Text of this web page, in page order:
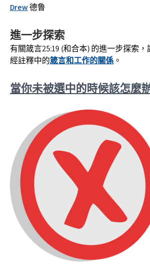
Drew德鲁
進一步探索
有關箴言25:19 (和合本) 的進一步探索
經註釋中的箴言和工作的關係 。
當你未被選中的時候該怎麼